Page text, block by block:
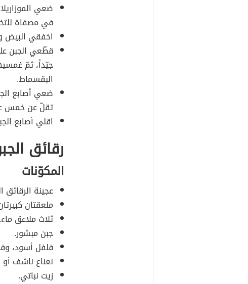
ضعي
في مصفاة
اخفقي البيض
قطّعي الجبن
جيّداً، ثمّ
البقسماط.
ضعي أصابع
تقلّ عن خمس
اقلي أصابع
رقائق
المكوّنات
عجينة الرقائق
ملعقتان
ثلاث ملاعق ماء.
جبن مبشور.
فلفل أسود،
نعناع ناشف أو
زيت نباتي.